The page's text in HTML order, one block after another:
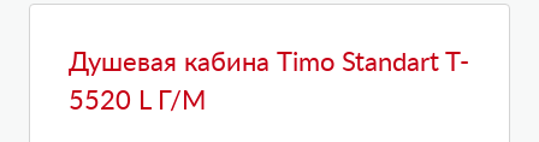
Душевая кабина Timo Standart T-
5520 L Г/М